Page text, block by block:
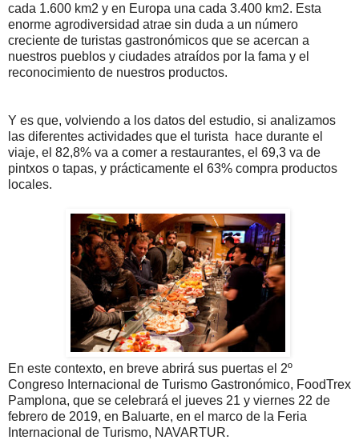
cada 1.600 km2 y en Europa una cada 3.400 km2. Esta
enorme agrodiversidad atrae sin duda a un número
creciente de turistas gastronómicos que se acercan a
nuestros pueblos y ciudades atraídos por la fama y el
reconocimiento de nuestros productos.
Y es que, volviendo a los datos del estudio, si analizamos
las diferentes actividades que el turista hace durante el
viaje, el 82,8% va a comer a restaurantes, el 69,3 va de
pintxos o tapas, y prácticamente el 63% compra productos
locales.
En este contexto, en breve abrirá sus puertas el 2º
Congreso Internacional de Turismo Gastronómico, FoodTrex
Pamplona, que se celebrará el jueves 21 y viernes 22 de
febrero de 2019, en Baluarte, en el marco de la Feria
Internacional de Turismo, NAVARTUR.